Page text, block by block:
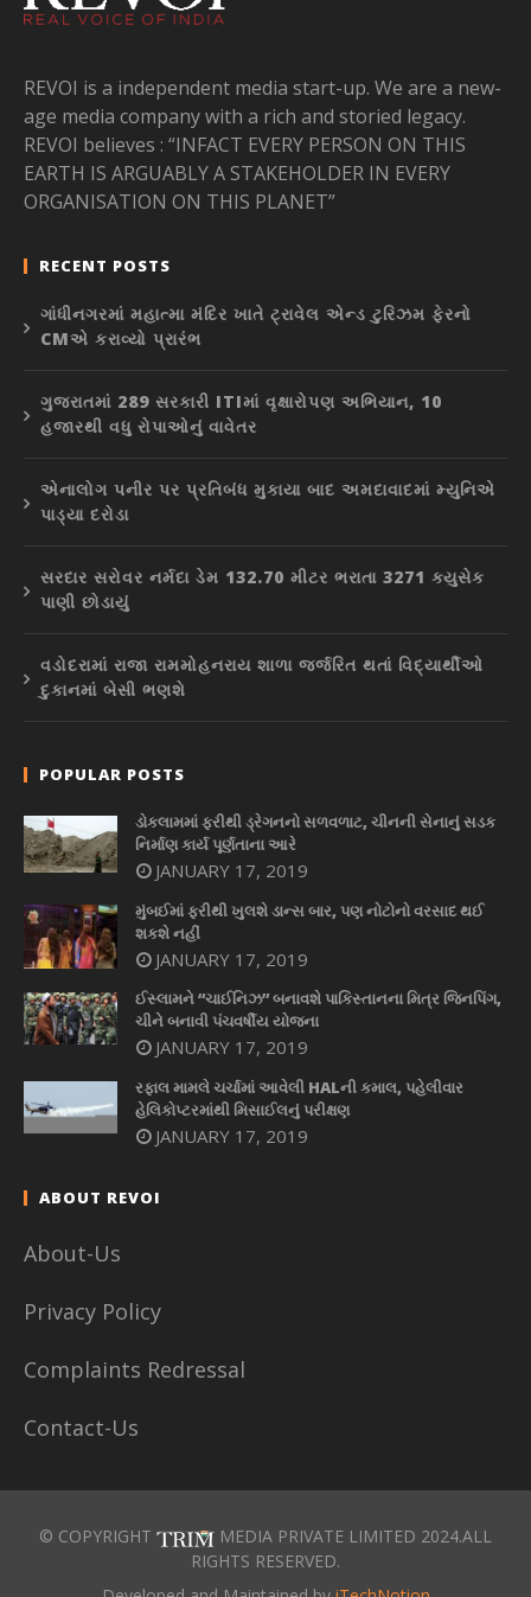
REVOI is a independent media start-up. We are a new-
age media company with a rich and storied legacy.
REVOI believes : “INFACT EVERY PERSON ON THIS
EARTH IS ARGUABLY A STAKEHOLDER IN EVERY
ORGANISATION ON THIS PLANET”
RECENT POSTS
ગાંધીનગરમાં મહાત્મા મંદિર ખાતે ટ્રાવેલ એન્ડ ટુરિઝમ ફેરનો
CMએ કરાવ્યો પ્રારંભ
ગુજરાતમાં 289 સરકારી ITIમાં વૃક્ષારોપણ અભિયાન, 10
હજારથી વધુ રોપાઓનું વાવેતર
એનાલોગ પનીર પર પ્રતિબંધ મુકાયા બાદ અમદાવાદમાં મ્યુનિએ
પાડ્યા દરોડા
સરદાર સરોવર નર્મદા ડેમ 132.70 મીટર ભરાતા 3271 ક્યુસેક
પાણી છોડાયું
વડોદરામાં રાજા રામમોહનરાય શાળા જર્જરિત થતાં વિદ્યાર્થીઓ
દુકાનમાં બેસી ભણશે
POPULAR POSTS
ડોકલામમાં ફરીથી ડ્રેગનનો સળવળાટ, ચીનની સેનાનું સડક
નિર્માણ કાર્ય પૂર્ણતાના આરે
JANUARY 17, 2019
મુંબઈમાં ફરીથી ખુલશે ડાન્સ બાર, પણ નોટોનો વરસાદ થઈ
શકશે નહીં
JANUARY 17, 2019
ઈસ્લામને “ચાઈનિઝ” બનાવશે પાકિસ્તાનના મિત્ર જિનપિંગ,
ચીને બનાવી પંચવર્ષીય યોજના
JANUARY 17, 2019
રફાલ મામલે ચર્ચામાં આવેલી HALની કમાલ, પહેલીવાર
હેલિકોપ્ટરમાંથી મિસાઈલનું પરીક્ષણ
JANUARY 17, 2019
ABOUT REVOI
About-Us
Privacy Policy
Complaints Redressal
Contact-Us
© COPYRIGHT
MEDIA PRIVATE LIMITED 2024.ALL
RIGHTS RESERVED.